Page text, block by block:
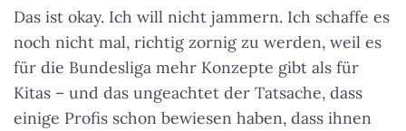
Das ist okay. Ich will nicht jammern. Ich schaffe es
noch nicht mal, richtig zornig zu werden, weil es
für die Bundesliga mehr Konzepte gibt als für
Kitas – und das ungeachtet der Tatsache, dass
einige Profis schon bewiesen haben, dass ihnen